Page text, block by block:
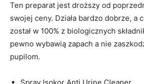
Ten preparat jest droższy od
swojej ceny. Działa bardzo dobrze, a
został w 100% z biologicznych
pewno wybawią zapach a nie
pupilom.